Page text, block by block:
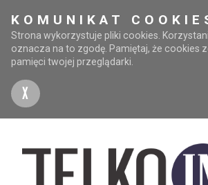
KOMUNIKAT
Strona wykorzystuje pliki cookies.
oznacza na to zgodę. Pamiętaj, że cookies
pamięci twojej przeglądarki.
X